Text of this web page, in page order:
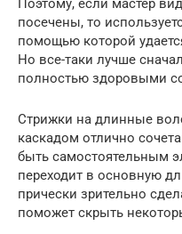
посечены, то
помощью которой
Но все-таки лучше
полностью здоровыми
Стрижки на длинные
каскадом отлично
быть самостоятельным
переходит в основную
прически зрительно
поможет скрыть